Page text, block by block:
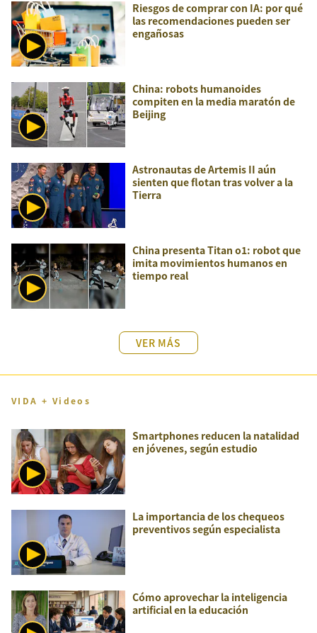
Riesgos de comprar con IA: por qué
las recomendaciones pueden ser
engañosas
China: robots humanoides
compiten en la media maratón de
Beijing
Astronautas de Artemis II aún
sienten que flotan tras volver a la
Tierra
China presenta Titan o1: robot que
imita movimientos humanos en
tiempo real
VER MÁS
VIDA + Videos
Smartphones reducen la natalidad
en jóvenes, según estudio
La importancia de los chequeos
preventivos según especialista
Cómo aprovechar la inteligencia
artificial en la educación